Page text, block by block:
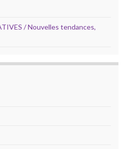
/ Nouvelles tendances,